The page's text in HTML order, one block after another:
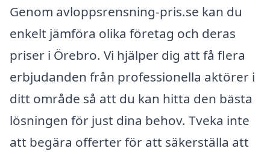
Genom avloppsrensning-pris.se kan du
enkelt jämföra olika företag och deras
priser i Örebro. Vi hjälper dig att få flera
erbjudanden från professionella aktörer i
ditt område så att du kan hitta den bästa
lösningen för just dina behov. Tveka inte
att begära offerter för att säkerställa att